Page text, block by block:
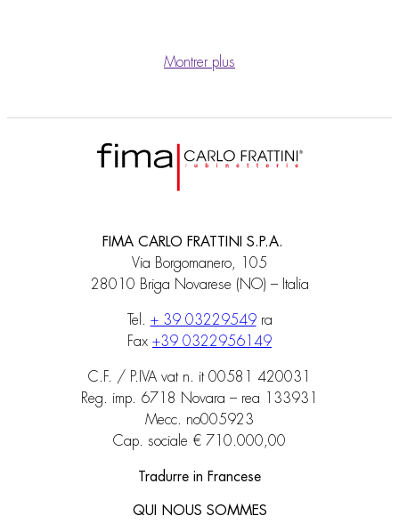
Montrer plus
FIMA CARLO FRATTINI S.P.A.
Via Borgomanero, 105
28010 Briga Novarese (NO) – Italia
Tel. + 39 03229549ra
Fax +39 0322956149
C.F. / P.IVA vat n. it 00581 420031
Reg. imp. 6718 Novara – rea 133931
Mecc. no005923
Cap. sociale € 710.000,00
Tradurre in Francese
QUI NOUS SOMMES